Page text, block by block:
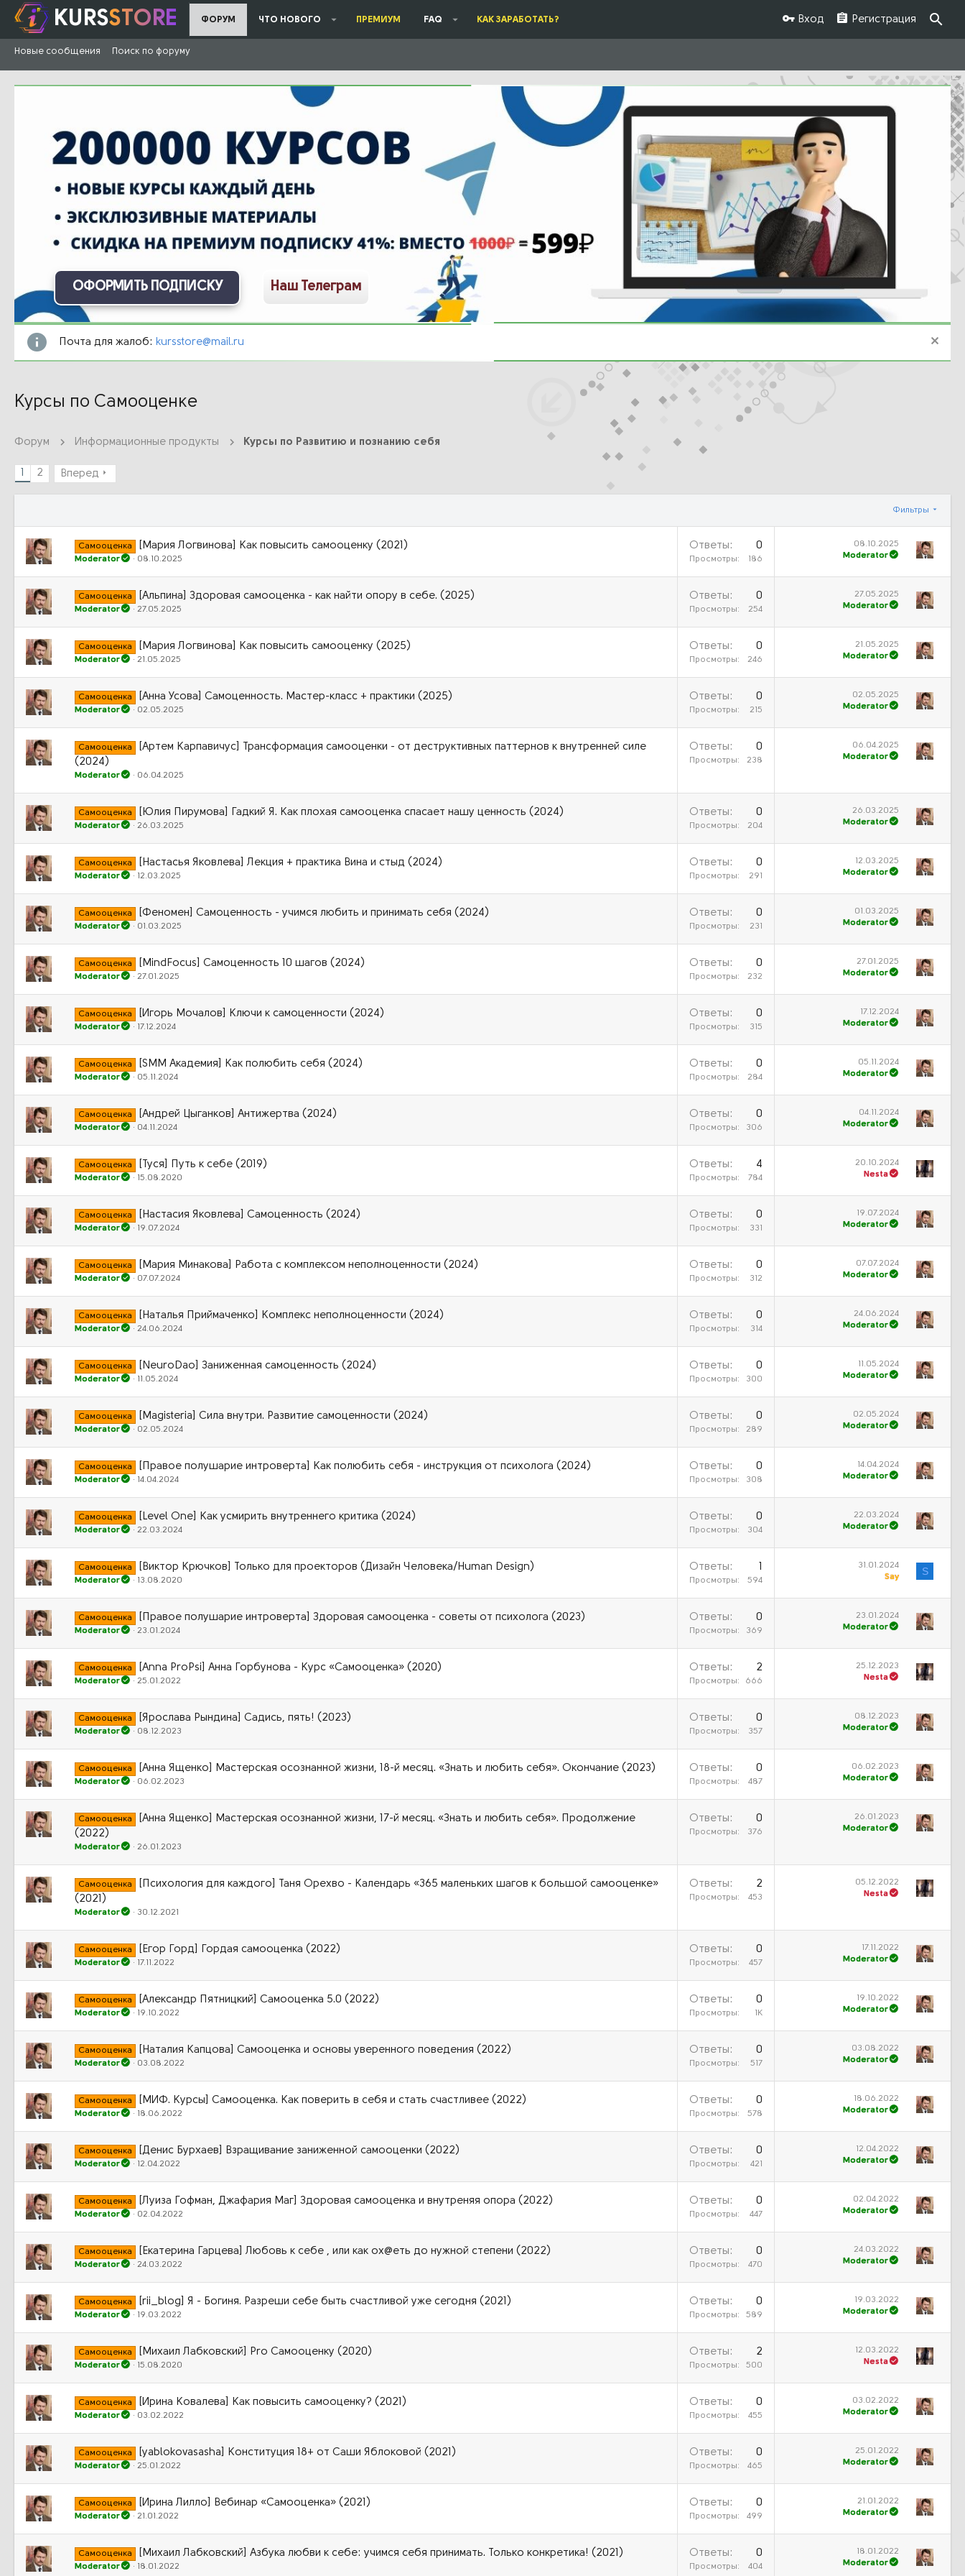
KURSSTORE ФОРУМ ЧТО НОВОГО ПРЕМИУМ FAQ КАК ЗАРАБОТАТЬ? Вход Регистрация
Новые сообщения Поиск по форуму
ОФОРМИТЬ ПОДПИСКУ Наш Телеграм
Почта для жалоб: kursstore@mail.ru
Курсы по Самооценке
Форум Информационные продукты Курсы по Развитию и познанию себя
2 Вперед
Фильтры
Самооценка [Мария Логвинова] Как повысить самооценку (2021)
Moderator 08.10.2025
Ответы 0
Просмотры 186
08.10.2025
Moderator
Самооценка [Альпина] Здоровая самооценка - как найти опору в себе. (2025)
Moderator 27.05.2025
Ответы 0
Просмотры 254
27.05.2025
Moderator
Самооценка [Мария Логвинова] Как повысить самооценку (2025)
Moderator 21.05.2025
Ответы 0
Просмотры 246
21.05.2025
Moderator
Самооценка [Анна Усова] Самоценность. Мастер-класс + практики (2025)
Moderator 02.05.2025
Ответы 0
Просмотры 215
02.05.2025
Moderator
Самооценка
[Артем Карпавичус] Трансформация самооценки - от деструктивных паттернов к внутренней силе
(2024)
Moderator 06.04.2025
Ответы 0
Просмотры 238
06.04.2025
Moderator
Самооценка [Юлия Пирумова] Гадкий Я. Как плохая самооценка спасает нашу ценность (2024)
Moderator 26.03.2025
Ответы 0
Просмотры 204
26.03.2025
Moderator
Самооценка [Настасья Яковлева] Лекция + практика Вина и стыд (2024)
Moderator 12.03.2025
Ответы 0
Просмотры 291
12.03.2025
Moderator
Самооценка [Феномен] Самоценность - учимся любить и принимать себя (2024)
Moderator 01.03.2025
Ответы 0
Просмотры 231
01.03.2025
Moderator
Самооценка [MindFocus] Самоценность 10 шагов (2024)
Moderator 27.01.2025
Ответы 0
Просмотры 232
27.01.2025
Moderator
Самооценка [Игорь Мочалов] Ключи к самоценности (2024)
Moderator 17.12.2024
Ответы 0
Просмотры 315
17.12.2024
Moderator
Самооценка [SMM Академия] Как полюбить себя (2024)
Moderator 05.11.2024
Ответы 0
Просмотры 284
05.11.2024
Moderator
Самооценка [Андрей Цыганков] Антижертва (2024)
Moderator 04.11.2024
Ответы 0
Просмотры 306
04.11.2024
Moderator
Самооценка [Туся] Путь к себе (2019)
Moderator 15.08.2020
Ответы 4
Просмотры 784
20.10.2024
Nesta
Самооценка [Настасия Яковлева] Самоценность (2024)
Moderator 19.07.2024
Ответы 0
Просмотры 331
19.07.2024
Moderator
Самооценка [Мария Минакова] Работа с комплексом неполноценности (2024)
Moderator 07.07.2024
Ответы 0
Просмотры 312
07.07.2024
Moderator
Самооценка [Наталья Приймаченко] Комплекс неполноценности (2024)
Moderator 24.06.2024
Ответы 0
Просмотры 314
24.06.2024
Moderator
Самооценка [NeuroDao] Заниженная самоценность (2024)
Moderator 11.05.2024
Ответы 0
Просмотры 300
11.05.2024
Moderator
Самооценка [Magisteria] Сила внутри. Развитие самоценности (2024)
Moderator 02.05.2024
Ответы 0
Просмотры 289
02.05.2024
Moderator
Самооценка [Правое полушарие интроверта] Как полюбить себя - инструкция от психолога (2024)
Moderator 14.04.2024
Ответы 0
Просмотры 308
14.04.2024
Moderator
Самооценка [Level One] Как усмирить внутреннего критика (2024)
Moderator 22.03.2024
Ответы 0
Просмотры 304
22.03.2024
Moderator
Самооценка [Виктор Крючков] Только для проекторов (Дизайн Человека/Human Design)
Moderator 13.08.2020
Ответы
Просмотры 594
31.01.2024
Say
S
Самооценка [Правое полушарие интроверта] Здоровая самооценка - советы от психолога (2023)
Moderator 23.01.2024
Ответы 0
Просмотры 369
23.01.2024
Moderator
Самооценка [Anna ProPsi] Анна Горбунова - Курс «Самооценка» (2020)
Moderator 25.01.2022
Ответы 2
Просмотры 666
25.12.2023
Nesta
Самооценка [Ярослава Рындина] Садись, пять! (2023)
Moderator 08.12.2023
Ответы 0
Просмотры 357
08.12.2023
Moderator
Самооценка [Анна Ященко] Мастерская осознанной жизни, 18-й месяц. «Знать и любить себя». Окончание (2023)
Moderator 06.02.2023
Ответы 0
Просмотры 487
06.02.2023
Moderator
Самооценка
[Анна Ященко] Мастерская осознанной жизни, 17-й месяц. «Знать и любить себя». Продолжение
(2022)
Moderator 26.01.2023
Ответы 0
Просмотры 376
26.01.2023
Moderator
Самооценка
[Психология для каждого] Таня Орехво - Календарь «365 маленьких шагов к большой самооценке»
(2021)
Moderator 30.12.2021
Ответы 2
Просмотры 453
05.12.2022
Nesta
Самооценка [Егор Горд] Гордая самооценка (2022)
Moderator 17.11.2022
Ответы 0
Просмотры 457
17.11.2022
Moderator
Самооценка [Александр Пятницкий] Самооценка 5.0 (2022)
Moderator 19.10.2022
Ответы 0
Просмотры 1К
19.10.2022
Moderator
Самооценка [Наталия Капцова] Самооценка и основы уверенного поведения (2022)
Moderator 03.08.2022
Ответы 0
Просмотры 517
03.08.2022
Moderator
Самооценка [МИФ. Курсы] Самооценка. Как поверить в себя и стать счастливее (2022)
Moderator 18.06.2022
Ответы 0
Просмотры 578
18.06.2022
Moderator
Самооценка [Денис Бурхаев] Взращивание заниженной самооценки (2022)
Moderator 12.04.2022
Ответы 0
Просмотры 421
12.04.2022
Moderator
Самооценка [Луиза Гофман, Джафария Маг] Здоровая самооценка и внутреняя опора (2022)
Moderator 02.04.2022
Ответы 0
Просмотры 447
02.04.2022
Moderator
Самооценка [Екатерина Гарцева] Любовь к себе , или как ох@еть до нужной степени (2022)
Moderator 24.03.2022
Ответы 0
Просмотры 470
24.03.2022
Moderator
Самооценка [rii_blog] Я - Богиня. Разреши себе быть счастливой уже сегодня (2021)
Moderator 19.03.2022
Ответы 0
Просмотры 589
19.03.2022
Moderator
Самооценка [Михаил Лабковский] Pro Самооценку (2020)
Moderator 15.08.2020
Ответы 2
Просмотры 500
12.03.2022
Nesta
Самооценка [Ирина Ковалева] Как повысить самооценку? (2021)
Moderator 03.02.2022
Ответы 0
Просмотры 455
03.02.2022
Moderator
Самооценка [yablokovasasha] Конституция 18+ от Саши Яблоковой (2021)
Moderator 25.01.2022
Ответы 0
Просмотры 465
25.01.2022
Moderator
Самооценка [Ирина Лилло] Вебинар «Самооценка» (2021)
Moderator 21.01.2022
Ответы 0
Просмотры 499
21.01.2022
Moderator
Самооценка [Михаил Лабковский] Азбука любви к себе: учимся себя принимать. Только конкретика! (2021)
Moderator 18.01.2022
Ответы 0
Просмотры 404
18.01.2022
Moderator